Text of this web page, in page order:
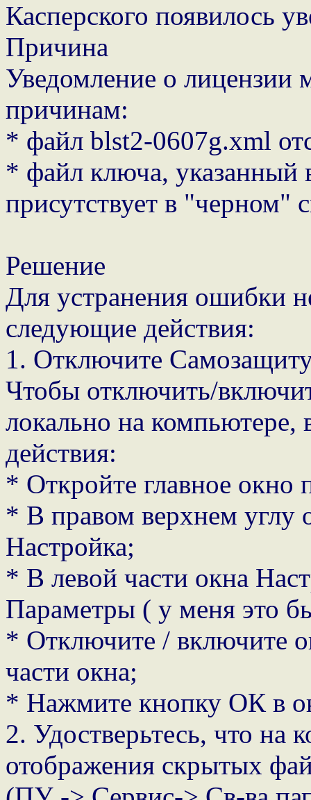
Касперского появилось
Причина
Уведомление о лицензии
причинам:
* файл blst2-0607g.xml
* файл ключа, указанный
присутствует в "черном"
Решение
Для устранения ошибки
следующие действия:
1. Отключите
Чтобы отключить/
локально на
действия:
* Откройте главное окно
* В правом верхнем углу
Настройка;
* В левой части окна
Параметры ( у меня это
* Отключите / включите
части окна;
* Нажмите кнопку ОК в
2. Удостверьтесь, что
отображения скрытых